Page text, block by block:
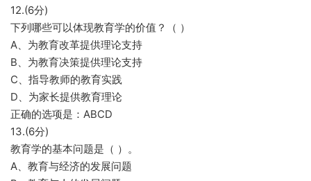
12.(6分)
下列哪些可以体现教育学的价值？（ ）
A、为教育改革提供理论支持
B、为教育决策提供理论支持
C、指导教师的教育实践
D、为家长提供教育理论
正确的选项是：ABCD
13.(6分)
教育学的基本问题是（ ）。
A、教育与经济的发展问题